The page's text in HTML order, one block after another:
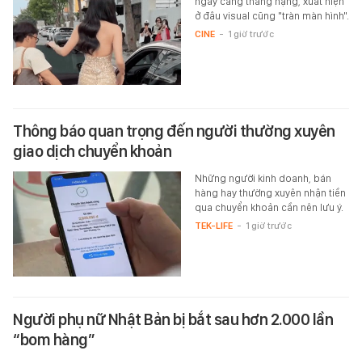
ở đâu visual cũng "tràn màn hình".
CINE - 1 giờ trước
Thông báo quan trọng đến người thường xuyên
giao dịch chuyển khoản
Những người kinh doanh, bán
hàng hay thường xuyên nhận tiền
qua chuyển khoản cần nên lưu ý.
TEK-LIFE - 1 giờ trước
Người phụ nữ Nhật Bản bị bắt sau hơn 2.000 lần
“bom hàng”